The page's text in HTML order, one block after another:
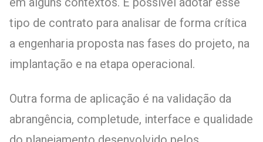
tipo de contrato para analisar de forma crítica
a engenharia proposta nas fases do projeto, na
implantação e na etapa operacional.
Outra forma de aplicação é na validação da
abrangência, completude, interface e qualidade